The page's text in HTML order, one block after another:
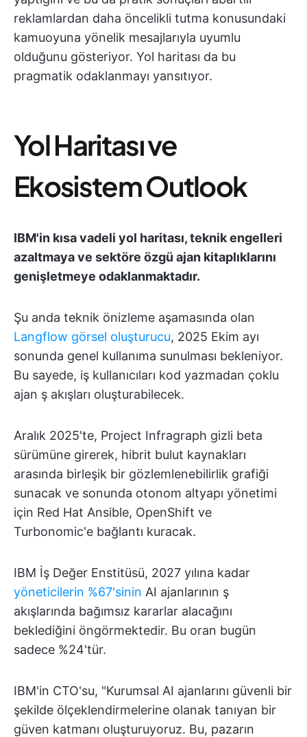
reklamlardan daha öncelikli tutma konusundaki
kamuoyuna yönelik mesajlarıyla uyumlu
olduğunu gösteriyor. Yol haritası da bu
pragmatik odaklanmayı yansıtıyor.
Yol Haritası ve
Ekosistem Outlook
IBM'in kısa vadeli yol haritası, teknik engelleri
azaltmaya ve sektöre özgü ajan kitaplıklarını
genişletmeye odaklanmaktadır.
Şu anda teknik önizleme aşamasında olan
Langflow görsel oluşturucu, 2025 Ekim ayı
sonunda genel kullanıma sunulması bekleniyor.
Bu sayede, iş kullanıcıları kod yazmadan çoklu
ajan ş akışları oluşturabilecek.
Aralık 2025'te, Project Infragraph gizli beta
sürümüne girerek, hibrit bulut kaynakları
arasında birleşik bir gözlemlenebilirlik grafiği
sunacak ve sonunda otonom altyapı yönetimi
için Red Hat Ansible, OpenShift ve
Turbonomic'e bağlantı kuracak.
IBM İş Değer Enstitüsü, 2027 yılına kadar
yöneticilerin %67'sinin AI ajanlarının ş
akışlarında bağımsız kararlar alacağını
beklediğini öngörmektedir. Bu oran bugün
sadece %24'tür.
IBM'in CTO'su, "Kurumsal AI ajanlarını güvenli bir
şekilde ölçeklendirmelerine olanak tanıyan bir
güven katmanı oluşturuyoruz. Bu, pazarın